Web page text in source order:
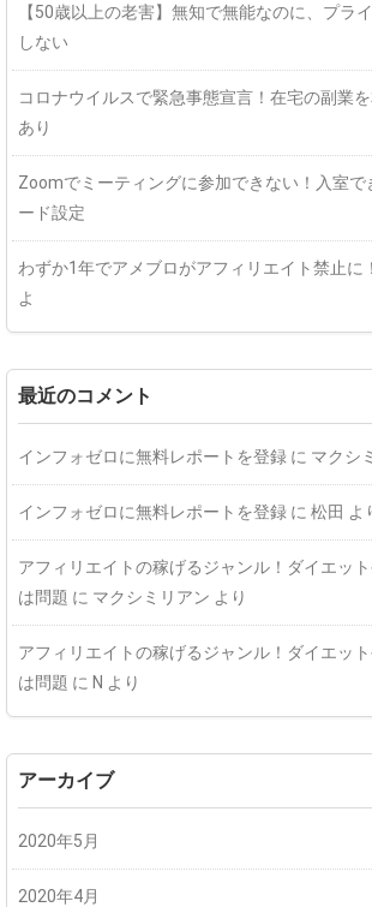
【50歳以上の老害】無知で無能なのに、プラ
しない
コロナウイルスで緊急事態宣言！在宅の副業
あり
Zoomでミーティングに参加できない！入室で
ード設定
わずか1年でアメブロがアフィリエイト禁止に
よ
最近のコメント
インフォゼロに無料レポートを登録 に マクシ
インフォゼロに無料レポートを登録 に 松田 よ
アフィリエイトの稼げるジャンル！ダイエッ
は問題 に マクシミリアン より
アフィリエイトの稼げるジャンル！ダイエッ
は問題 に N より
アーカイブ
2020年5月
2020年4月